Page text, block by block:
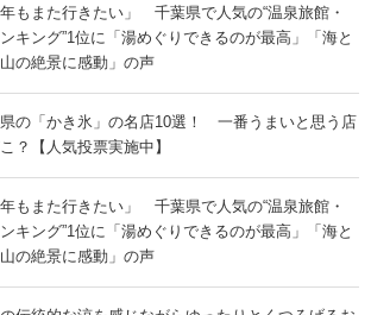
年もまた行きたい」 千葉県で人気の“温泉旅館・
キング”1位に「湯めぐりできるのが最高」「海と
の絶景に感動」の声
の「かき氷」の名店10選！ 一番うまいと思う店
？【人気投票実施中】
年もまた行きたい」 千葉県で人気の“温泉旅館・
キング”1位に「湯めぐりできるのが最高」「海と
の絶景に感動」の声